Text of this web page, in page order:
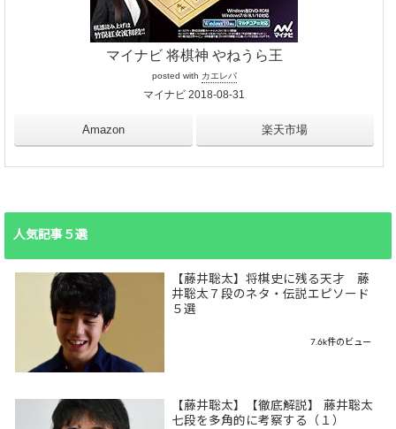
マイナビ 将棋神 やねうら王
posted with カエレバ
マイナビ 2018-08-31
Amazon 楽天市場
人気記事５選
【藤井聡太】将棋史に残る天才 藤
井聡太７段のネタ・伝説エピソード
５選
7.6k件のビュー
【藤井聡太】【徹底解説】 藤井聡太
七段を多角的に考察する（１）